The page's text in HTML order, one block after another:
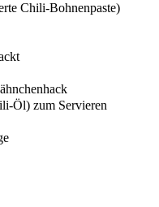
Chili-Bohnenpaste)
Öl) zum Servieren